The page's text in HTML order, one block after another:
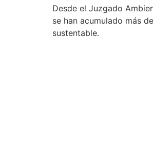
Desde el Juzgado
se han acumulado más
sustentable.